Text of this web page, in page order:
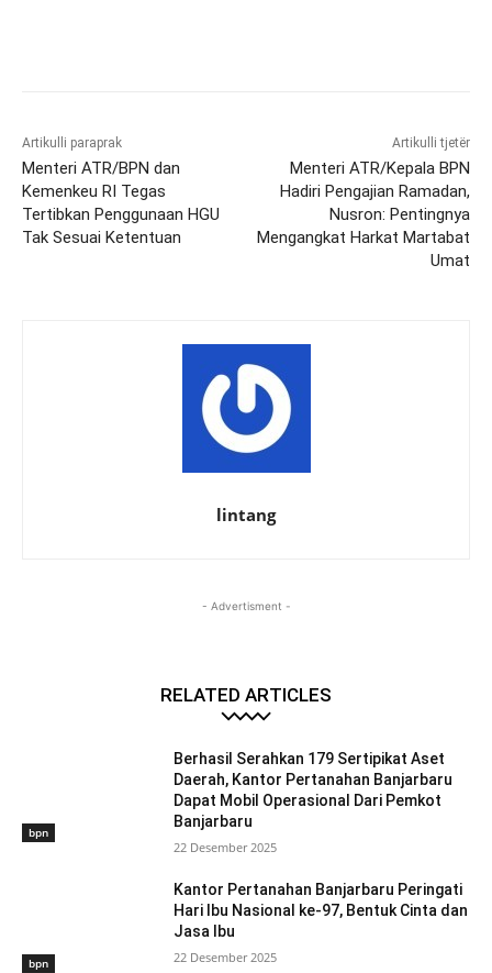
Artikulli paraprak
Menteri ATR/BPN dan
Kemenkeu RI Tegas
Tertibkan Penggunaan HGU
Tak Sesuai Ketentuan
Artikulli tjetër
Menteri ATR/Kepala BPN
Hadiri Pengajian Ramadan,
Nusron: Pentingnya
Mengangkat Harkat Martabat
Umat
lintang
- Advertisment -
RELATED ARTICLES
bpn
Berhasil Serahkan 179 Sertipikat Aset
Daerah, Kantor Pertanahan Banjarbaru
Dapat Mobil Operasional Dari Pemkot
Banjarbaru
22 Desember 2025
bpn
Kantor Pertanahan Banjarbaru Peringati
Hari Ibu Nasional ke-97, Bentuk Cinta dan
Jasa Ibu
22 Desember 2025